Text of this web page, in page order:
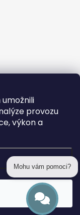
provozu
výkon a
práva vyhrazena.
Mohu vám pomoci?